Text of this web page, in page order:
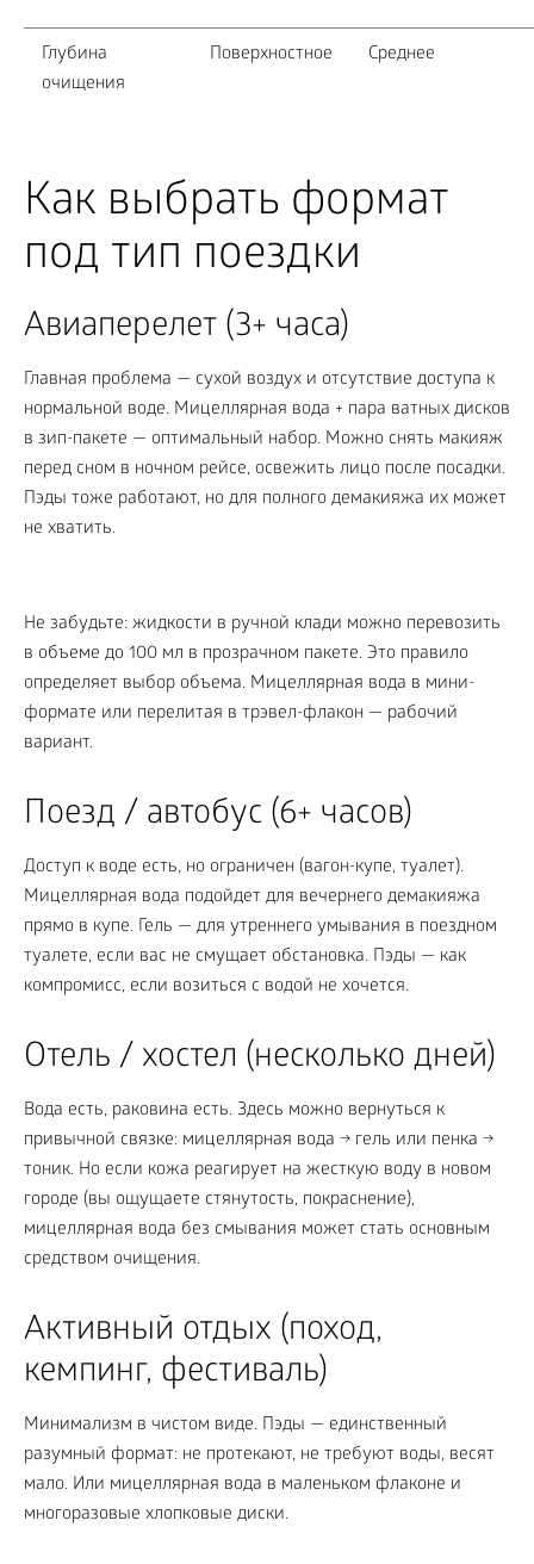
Глубина
очищения
Поверхностное Среднее
Как выбрать формат
под тип поездки
Авиаперелет (3+ часа)
Главная проблема — сухой воздух и отсутствие доступа к
нормальной воде. Мицеллярная вода + пара ватных дисков
в зип-пакете — оптимальный набор. Можно снять макияж
перед сном в ночном рейсе, освежить лицо после посадки.
Пэды тоже работают, но для полного демакияжа их может
не хватить.
Не забудьте: жидкости в ручной клади можно перевозить
в объеме до 100 мл в прозрачном пакете. Это правило
определяет выбор объема. Мицеллярная вода в мини-
формате или перелитая в трэвел-флакон — рабочий
вариант.
Поезд / автобус (6+ часов)
Доступ к воде есть, но ограничен (вагон-купе, туалет).
Мицеллярная вода подойдет для вечернего демакияжа
прямо в купе. Гель — для утреннего умывания в поездном
туалете, если вас не смущает обстановка. Пэды — как
компромисс, если возиться с водой не хочется.
Отель / хостел (несколько дней)
Вода есть, раковина есть. Здесь можно вернуться к
привычной связке: мицеллярная вода → гель или пенка →
тоник. Но если кожа реагирует на жесткую воду в новом
городе (вы ощущаете стянутость, покраснение),
мицеллярная вода без смывания может стать основным
средством очищения.
Активный отдых (поход,
кемпинг, фестиваль)
Минимализм в чистом виде. Пэды — единственный
разумный формат: не протекают, не требуют воды, весят
мало. Или мицеллярная вода в маленьком флаконе и
многоразовые хлопковые диски.